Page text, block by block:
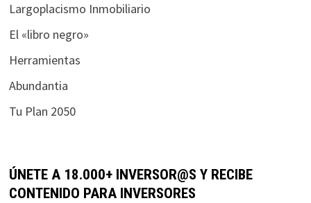
Largoplacismo Inmobiliario
El «libro negro»
Herramientas
Abundantia
Tu Plan 2050
ÚNETE A 18.000+ INVERSOR@S Y RECIBE
CONTENIDO PARA INVERSORES